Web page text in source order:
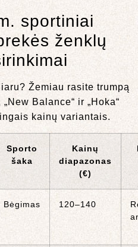
sportiniai
ženklų
Žemiau rasite trumpą
„New Balance“ ir „Hoka“
kainų variantais.
Sporto
šaka
Kainų
diapazonas
(€)
Bėgimas 120–140